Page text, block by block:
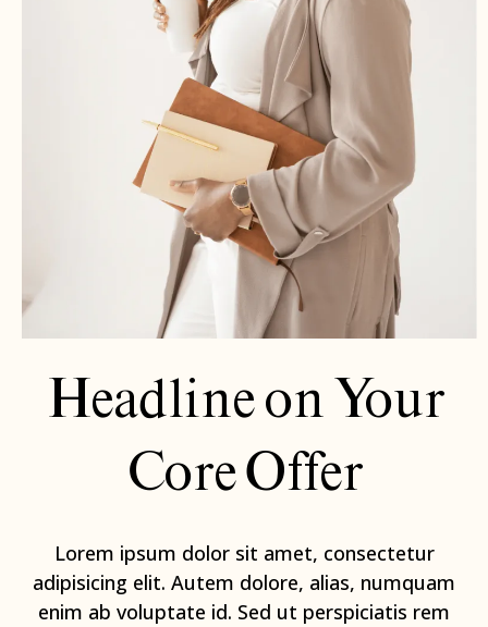
Headline on Your
Core Offer
Lorem ipsum dolor sit amet, consectetur
adipisicing elit. Autem dolore, alias, numquam
enim ab voluptate id. Sed ut perspiciatis rem